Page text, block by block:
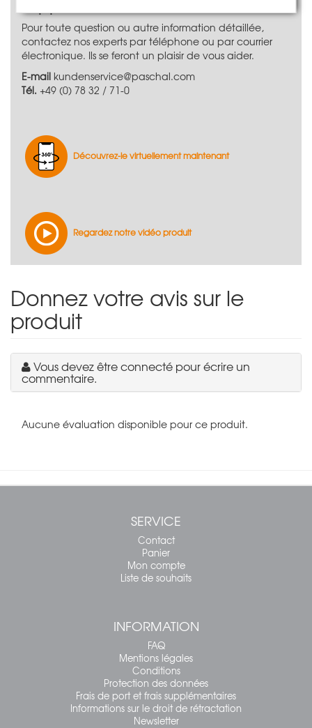
Pour toute question ou autre information détaillée,
contactez nos experts par téléphone ou par courrier
électronique. Ils se feront un plaisir de vous aider.
E-mail kundenservice@paschal.com
Tél. +49 (0) 78 32 / 71-0
Découvrez-le virtuellement maintenant
Regardez notre vidéo produit
Donnez votre avis sur le
produit
Vous devez être connecté pour écrire un
commentaire.
Aucune évaluation disponible pour ce produit.
SERVICE
Contact
Panier
Mon compte
Liste de souhaits
INFORMATION
FAQ
Mentions légales
Conditions
Protection des données
Frais de port et frais supplémentaires
Informations sur le droit de rétractation
Newsletter